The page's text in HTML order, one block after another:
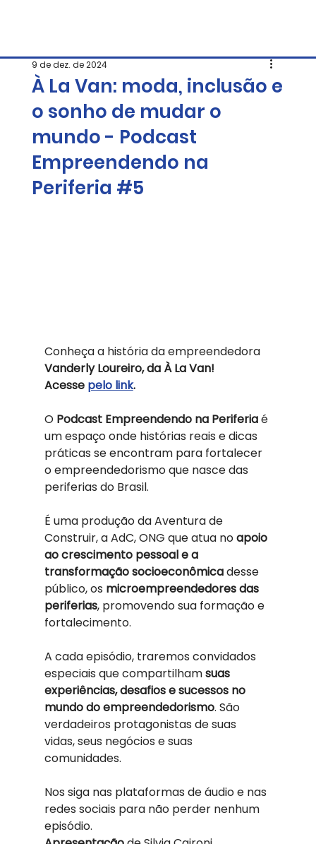
À La Van: moda, inclusão e
o sonho de mudar o
mundo - Podcast
Empreendendo na
Periferia #5
9 de dez. de 2024
Conheça a história da empreendedora
Vanderly Loureiro, da À La Van!
Acesse pelo link.
O Podcast Empreendendo na Periferia é
um espaço onde histórias reais e dicas
práticas se encontram para fortalecer
o empreendedorismo que nasce das
periferias do Brasil.
É uma produção da Aventura de
Construir, a AdC, ONG que atua no apoio
ao crescimento pessoal e a
transformação socioeconômica desse
público, os microempreendedores das
periferias, promovendo sua formação e
fortalecimento.
A cada episódio, traremos convidados
especiais que compartilham suas
experiências, desafios e sucessos no
mundo do empreendedorismo. São
verdadeiros protagonistas de suas
vidas, seus negócios e suas
comunidades.
Nos siga nas plataformas de áudio e nas
redes sociais para não perder nenhum
episódio.